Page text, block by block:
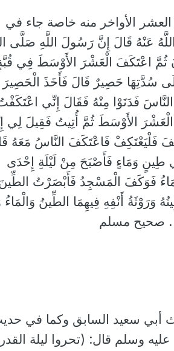
الأواخر منه خاصة جاء في
عَنْهُ قَالَ إِنَّ رَسُولَ اللَّهِ صَلَّى
ثُمَّ اعْتَكَفَ الْعَشْرَ الأَوْسَطَ فِي
سُدَّتِهَا حَصِيرٌ قَالَ فَأَخَذَ الْحَصِيرَ
فَدَنَوْا مِنْهُ فَقَالَ إِنِّي
الأَوْسَطَ ثُمَّ أُتِيتُ فَقِيلَ لِي
فَلْيَعْتَكِفْ فَاعْتَكَفَ النَّاسُ مَعَهُ
طِينٍ وَمَاءٍ فَأَصْبَحَ مِنْ لَيْلَةِ إِحْدَى
فَوَكَفَ الْمَسْجِدُ فَأَبْصَرْتُ
أَنْفِهِ فِيهِمَا الطِّينُ وَالْمَاءُ
. صحيح مسلم
أبي سعيد السابق وكما في
وسلم قال: (تحروا ليلة